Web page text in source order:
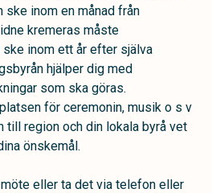
inom en månad från
kremeras måste
ske inom ett år efter själva
hjälper dig med
som ska göras.
för ceremonin, musik o s v
till region och din lokala byrå vet
önskemål.
eller ta det via telefon eller